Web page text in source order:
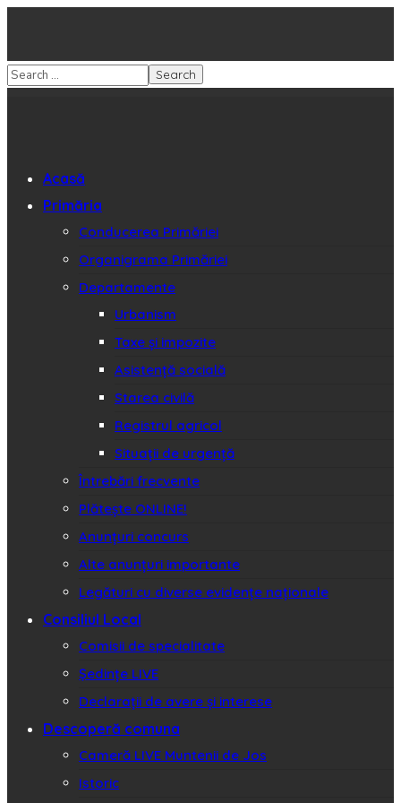
Acasă
Primăria
Conducerea Primăriei
Organigrama Primăriei
Departamente
Urbanism
Taxe și impozite
Asistență socială
Starea civilă
Registrul agricol
Situații de urgență
Întrebări frecvente
Plătește ONLINE!
Anunțuri concurs
Alte anunțuri importante
Legături cu diverse evidențe naționale
Consiliul Local
Comisii de specialitate
Ședințe LIVE
Declarații de avere și interese
Descoperă comuna
Cameră LIVE Muntenii de Jos
Istoric